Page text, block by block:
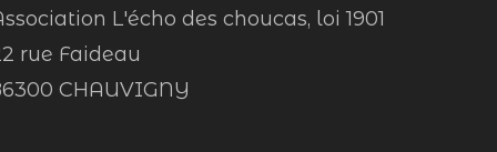
L'écho des choucas, loi 1901
rue Faideau
CHAUVIGNY